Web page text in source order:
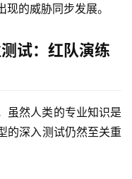
的威胁同步发展。
试：红队演练
虽然人类的专业知识是
的深入测试仍然至关重